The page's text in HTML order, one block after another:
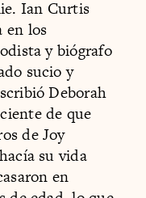
Ian Curtis
en los
y biógrafo
sucio y
Deborah
de que
de Joy
su vida
en